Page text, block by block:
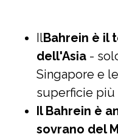
IlBahrein è il
dell'Asia -
Singapore e
superficie più
Il Bahrein è
sovrano del